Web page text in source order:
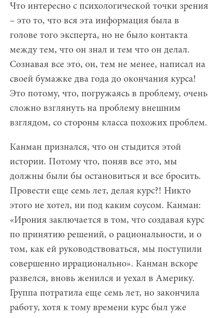
Что интересно с психологической точки зрения
– это то, что вся эта информация была в
голове того эксперта, но не было контакта
между тем, что он знал и тем что он делал.
Сознавая все это, он, тем не менее, написал на
своей бумажке два года до окончания курса!
Это потому, что, погружаясь в проблему, очень
сложно взглянуть на проблему внешним
взглядом, со стороны класса похожих проблем.
Канман признался, что он стыдится этой
истории. Потому что, поняв все это, мы
должны были бы остановиться и все бросить.
Провести еще семь лет, делая курс?! Никто
этого не хотел, ни под каким соусом. Канман:
«Ирония заключается в том, что создавая курс
по принятию решений, о рациональности, и о
том, как ей руководствоваться, мы поступили
совершенно иррационально». Канман вскоре
развелся, вновь женился и уехал в Америку.
Группа потратила еще семь лет, но закончила
работу, хотя к тому времени курс был уже